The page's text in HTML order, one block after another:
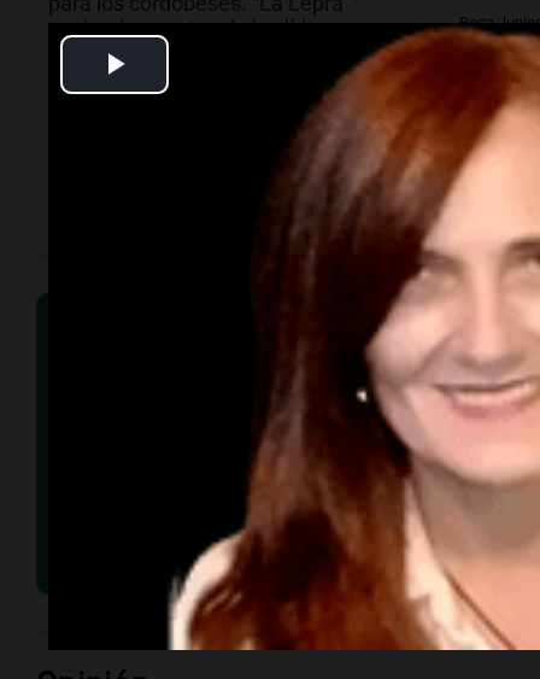
está a dos puntos de los líderes,
aunque con un partido más.
Boca
Alarma
Milan
oferta
Paredes